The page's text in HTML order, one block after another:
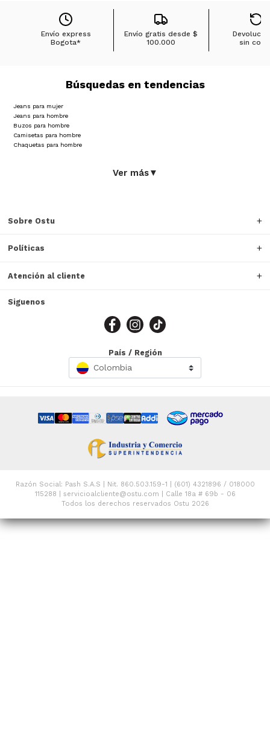
Envío express
Bogota*
Envío gratis desde$
100.000
sin
Búsquedas en tendencias
Jeans para mujer
Jeans para hombre
Buzos para hombre
Camisetas para hombre
Chaquetas para hombre
Ver más▼
Sobre Ostu
Políticas
Atención al cliente
Siguenos
País / Región
Colombia
Razón Social: Pash S.A.S | Nit. 860.503.159-1 | (601) 4321896 / 018000
115288 | servicioalcliente@ostu.com | Calle 18a # 69b - 06
Todos los derechos reservados Ostu 2026